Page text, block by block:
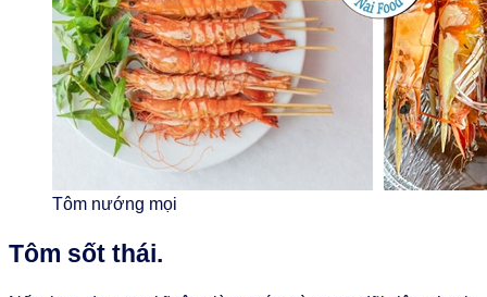
Tôm nướng mọi
Tôm sốt thái.